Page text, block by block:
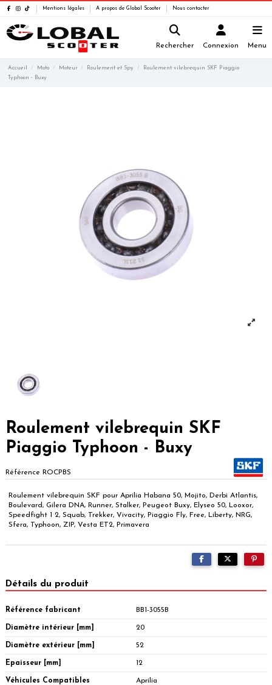
Mentions légales A propos de Global Scooter Nous contacter
Rechercher Connexion Menu
Accueil Moto Moteur Roulement et Spy
Roulement vilebrequin SKF Piaggio
Typhoon - Buxy
Roulement vilebrequin SKF
Piaggio Typhoon - Buxy
Référence ROCPBS
Roulement vilebrequin SKF pour Aprilia Habana 50, Mojito, Derbi Atlantis,
Boulevard, Gilera DNA, Runner, Stalker, Peugeot Buxy, Elyseo 50, Looxor,
Speedfight 1 2, Squab, Trekker, Vivacity, Piaggio Fly, Free, Liberty, NRG,
Sfera, Typhoon, ZIP, Vesta ET2, Primavera
Détails du produit
Référence fabricant BB1-3055B
Diamètre intérieur [mm] 20
Diamètre extérieur [mm] 52
Epaisseur [mm] 12
Véhicules Compatibles
Aprilia